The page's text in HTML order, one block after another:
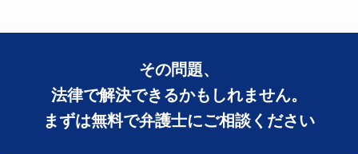
その問題、
法律で解決できるかもしれません。
まずは無料で弁護士にご相談ください